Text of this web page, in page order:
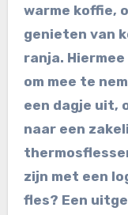
warme koffie,
genieten van
ranja.
om mee te
een dagje uit,
naar een
zijn met een
fles? Een